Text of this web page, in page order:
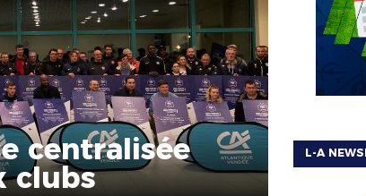
centralisée
clubs
L-A